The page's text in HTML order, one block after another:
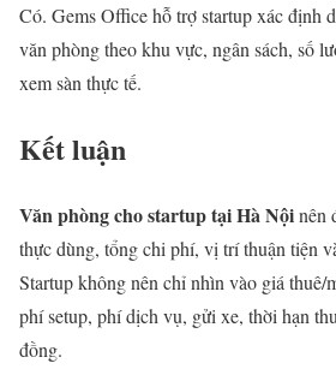
Có. Gems Office hỗ trợ startup xác định
văn phòng theo khu vực, ngân sách, số
xem sàn thực tế.
Kết luận
Văn phòng cho startup tại Hà Nộinên
thực dùng, tổng chi phí, vị trí thuận tiện
Startup không nên chỉ nhìn vào giá thuê/
phí setup, phí dịch vụ, gửi xe, thời hạn
đồng.